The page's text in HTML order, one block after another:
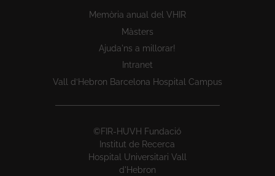
Memòria anual del VHIR
Màsters
Ajuda'ns a millorar!
Intranet
Vall d’Hebron Barcelona Hospital Campus
©FIR-HUVH Fundació
Institut de Recerca
Hospital Universitari Vall
d'Hebron